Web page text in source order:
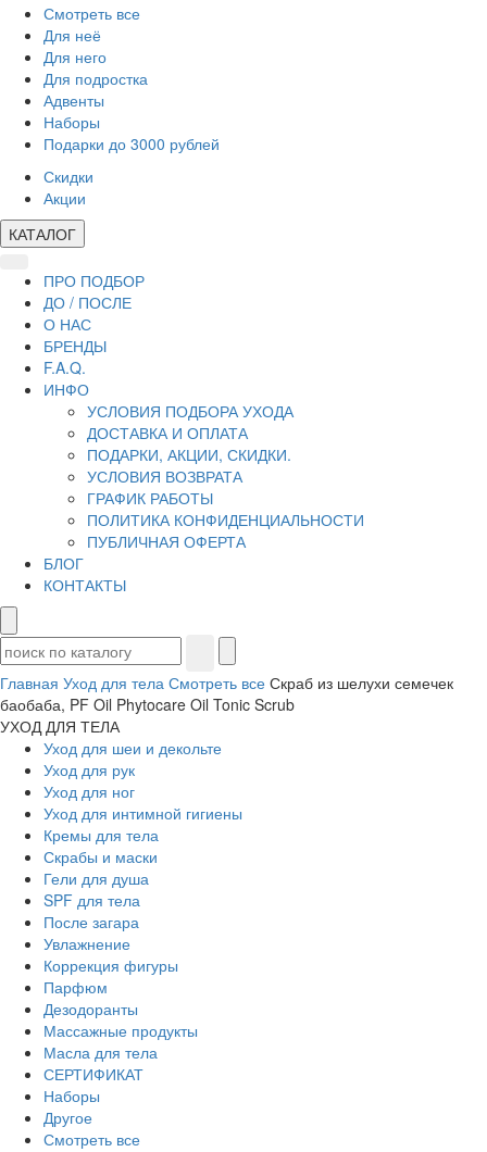
Смотреть все
Для неё
Для него
Для подростка
Адвенты
Наборы
Подарки до 3000 рублей
Скидки
Акции
КАТАЛОГ
ПРО ПОДБОР
ДО / ПОСЛЕ
О НАС
БРЕНДЫ
F.A.Q.
ИНФО
УСЛОВИЯ ПОДБОРА УХОДА
ДОСТАВКА И ОПЛАТА
ПОДАРКИ, АКЦИИ, СКИДКИ.
УСЛОВИЯ ВОЗВРАТА
ГРАФИК РАБОТЫ
ПОЛИТИКА КОНФИДЕНЦИАЛЬНОСТИ
ПУБЛИЧНАЯ ОФЕРТА
БЛОГ
КОНТАКТЫ
Главная Уход для тела Смотреть все Скраб из шелухи семечек
баобаба, PF Oil Phytocare Oil Tonic Scrub
УХОД ДЛЯ ТЕЛА
Уход для шеи и декольте
Уход для рук
Уход для ног
Уход для интимной гигиены
Кремы для тела
Скрабы и маски
Гели для душа
SPF для тела
После загара
Увлажнение
Коррекция фигуры
Парфюм
Дезодоранты
Массажные продукты
Масла для тела
СЕРТИФИКАТ
Наборы
Другое
Смотреть все